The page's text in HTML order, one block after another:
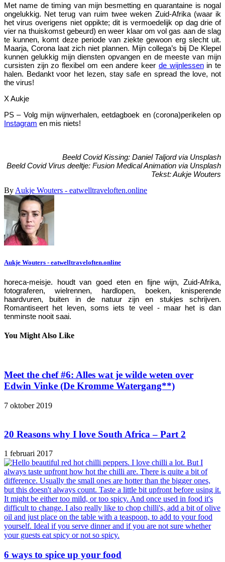
Met name de timing van mijn besmetting en quarantaine is nogal
ongelukkig. Net terug van ruim twee weken Zuid-Afrika (waar ik
het virus overigens niet oppikte; dit is vermoedelijk op dag drie of
vier na thuiskomst gebeurd) en weer klaar om vol gas aan de slag
te kunnen, komt deze periode van ziekte gewoon erg slecht uit.
Maarja, Corona laat zich niet plannen. Mijn collega’s bij De Klepel
kunnen gelukkig mijn diensten opvangen en de meeste van mijn
cursisten zijn zo flexibel om een andere keer de wijnlessenin te
halen. Bedankt voor het lezen, stay safe en spread the love, not
the virus!
X Aukje
PS – Volg mijn wijnverhalen, eetdagboek en (corona)perikelen op
Instagram en mis niets!
Beeld Covid Kissing: Daniel Taljord via Unsplash
Beeld Covid Virus deeltje: Fusion Medical Animation via Unsplash
Tekst: Aukje Wouters
By Aukje Wouters - eatwelltraveloften.online
Aukje Wouters - eatwelltraveloften.online
horeca-meisje. houdt van goed eten en fijne wijn, Zuid-Afrika,
fotograferen, wielrennen, hardlopen, boeken, knisperende
haardvuren, buiten in de natuur zijn en stukjes schrijven.
Romantiseert het leven, soms iets te veel - maar het is dan
tenminste nooit saai.
You Might Also Like
Meet the chef #6: Alles wat je wilde weten over
Edwin Vinke (De Kromme Watergang**)
7 oktober 2019
20 Reasons why I love South Africa – Part 2
1 februari 2017
6 ways to spice up your food